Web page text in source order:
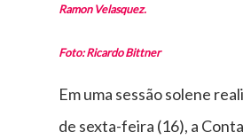
Ramon Velasquez.
Foto: Ricardo Bittner
Em uma sessão solene
de sexta-feira (16), a